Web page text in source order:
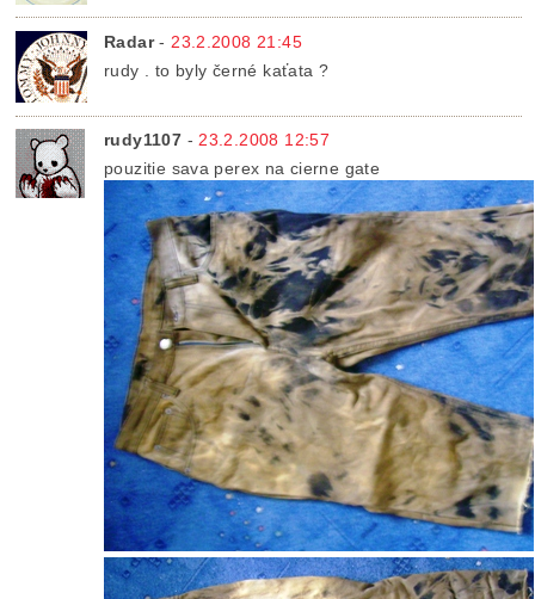
Radar- 23.2.2008 21:45
rudy . to byly černé kaťata ?
rudy1107 - 23.2.2008 12:57
pouzitie sava perex na cierne gate